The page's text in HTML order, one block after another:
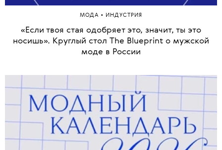
1 из 65
МОДА • ИНДУСТРИЯ
«Если твоя стая одобряет это, значит, ты это
носишь». Круглый стол The Blueprint о мужской
моде в России